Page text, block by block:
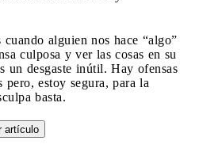
alguien nos hace “algo”
culposa y ver las cosas en su
un desgaste inútil. Hay ofensas
pero, estoy segura, para la
basta.
artículo